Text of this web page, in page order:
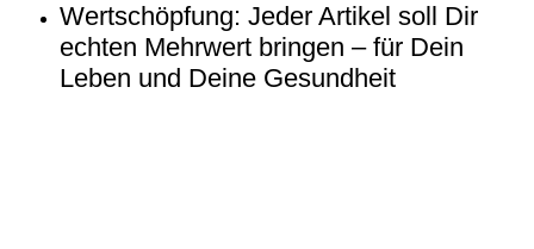
Wertschöpfung: Jeder Artikel soll Dir
echten Mehrwert bringen – für Dein
Leben und Deine Gesundheit